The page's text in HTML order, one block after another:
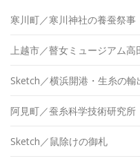
寒川町／寒川神社の養蚕祭事
上越市／瞽女ミュージアム高
Sketch／横浜開港・生糸の輸
阿見町／蚕糸科学技術研究所
Sketch／鼠除けの御札